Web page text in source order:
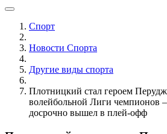
Спорт
Новости Cпорта
Другие виды спорта
Плотницкий стал героем
волейбольной Лиги чемпионов
досрочно вышел в плей-офф